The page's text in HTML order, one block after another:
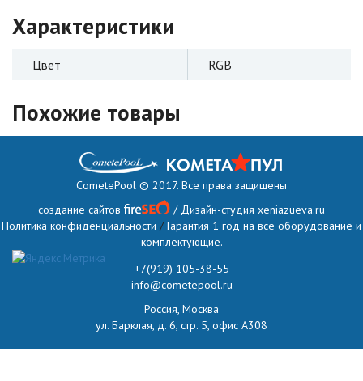
Характеристики
Цвет RGB
Похожие товары
CometePool © 2017. Все права защищены
создание сайтов
/ Дизайн-студия xeniazueva.ru
Политика конфиденциальности / Гарантия 1 год на все оборудование и
комплектующие.
+7(919) 105-38-55
info@cometepool.ru
Россия, Москва
ул. Барклая, д. 6, стр. 5, офис А308